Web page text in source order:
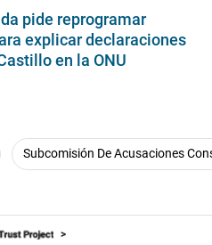
pide reprogramar
explicar declaraciones
en la ONU
Subcomisión De Acusaciones